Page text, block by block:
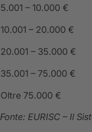
5.001 – 10.000 €
10.001 – 20.000 €
20.001 – 35.000 €
35.001 – 75.000 €
Oltre 75.000 €
Fonte: EURISC – Il